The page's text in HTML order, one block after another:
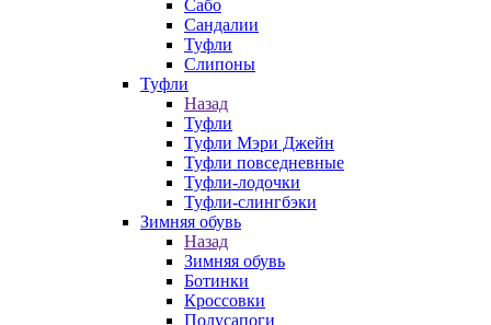
Сабо
Сандалии
Туфли
Слипоны
Туфли
Назад
Туфли
Туфли Мэри Джейн
Туфли повседневные
Туфли-лодочки
Туфли-слингбэки
Зимняя обувь
Назад
Зимняя обувь
Ботинки
Кроссовки
Полусапоги